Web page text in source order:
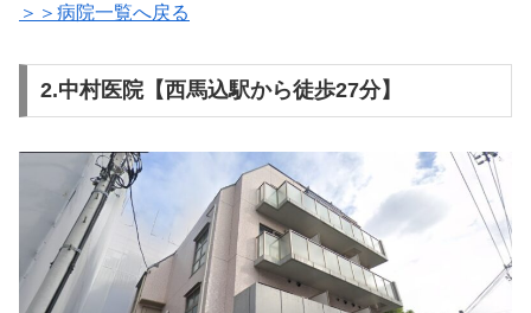
＞＞病院一覧へ戻る
2.中村医院【西馬込駅から徒歩27分】